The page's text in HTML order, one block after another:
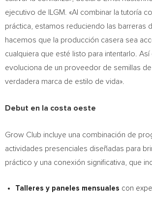
ejecutivo de ILGM. «Al combinar la tutoría
práctica, estamos reduciendo las barreras
hacemos que la producción casera sea
cualquiera que esté listo para intentarlo. Así
evoluciona de un proveedor de semillas de
verdadera marca de estilo de vida».
Debut en la costa oeste
Grow Club incluye una combinación de
actividades presenciales diseñadas para
práctico y una conexión significativa, que
Talleres y paneles mensuales con